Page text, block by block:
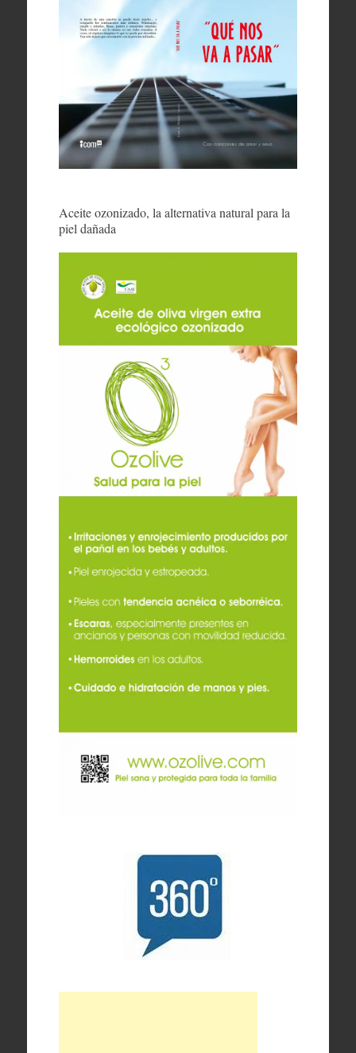
Aceite ozonizado, la alternativa natural para la
piel dañada